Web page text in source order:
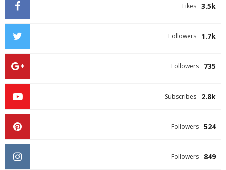
3.5k
Likes
1.7k
Followers
735
Followers
2.8k
Subscribes
524
Followers
849
Followers